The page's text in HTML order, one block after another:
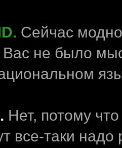
Сейчас
не было
Нет, потому
все-таки